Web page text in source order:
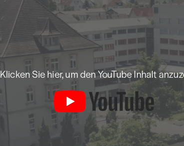
Klicken Sie hier, um den YouTube Inhalt